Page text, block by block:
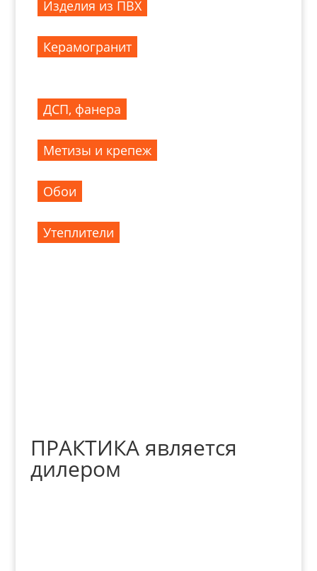
Изделия из ПВХ
Керамогранит
ДСП, фанера
Метизы и крепеж
Обои
Утеплители
ПРАКТИКА является
дилером